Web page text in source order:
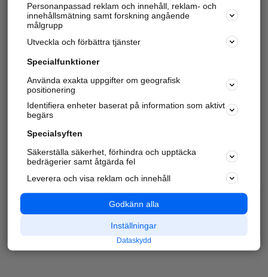
Personanpassad reklam och innehåll, reklam- och
innehållsmätning samt forskning angående
målgrupp
Utveckla och förbättra tjänster
Specialfunktioner
Använda exakta uppgifter om geografisk
positionering
Identifiera enheter baserat på information som aktivt
begärs
Specialsyften
Säkerställa säkerhet, förhindra och upptäcka
bedrägerier samt åtgärda fel
Leverera och visa reklam och innehåll
Godkänn alla
Inställningar
Dataskydd